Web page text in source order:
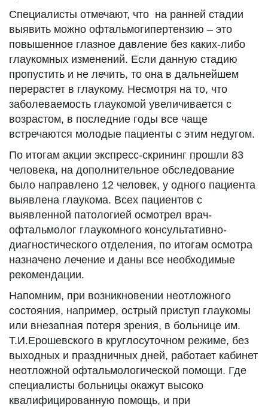
Специалисты отмечают, что на ранней стадии
выявить можно офтальмогипертензию – это
повышенное глазное давление без каких-либо
глаукомных изменений. Если данную стадию
пропустить и не лечить, то она в дальнейшем
перерастет в глаукому. Несмотря на то, что
заболеваемость глаукомой увеличивается с
возрастом, в последние годы все чаще
встречаются молодые пациенты с этим недугом.
По итогам акции экспресс-скрининг прошли 83
человека, на дополнительное обследование
было направлено 12 человек, у одного пациента
выявлена глаукома. Всех пациентов с
выявленной патологией осмотрел врач-
офтальмолог глаукомного консультативно-
диагностического отделения, по итогам осмотра
назначено лечение и даны все необходимые
рекомендации.
Напомним, при возникновении неотложного
состояния, например, острый приступ глаукомы
или внезапная потеря зрения, в больнице им.
Т.И.Ерошевского в круглосуточном режиме, без
выходных и праздничных дней, работает кабинет
неотложной офтальмологической помощи. Где
специалисты больницы окажут высоко
квалифицированную помощь, и при